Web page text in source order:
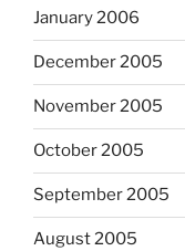
January 2006
December 2005
November 2005
October 2005
September 2005
August 2005